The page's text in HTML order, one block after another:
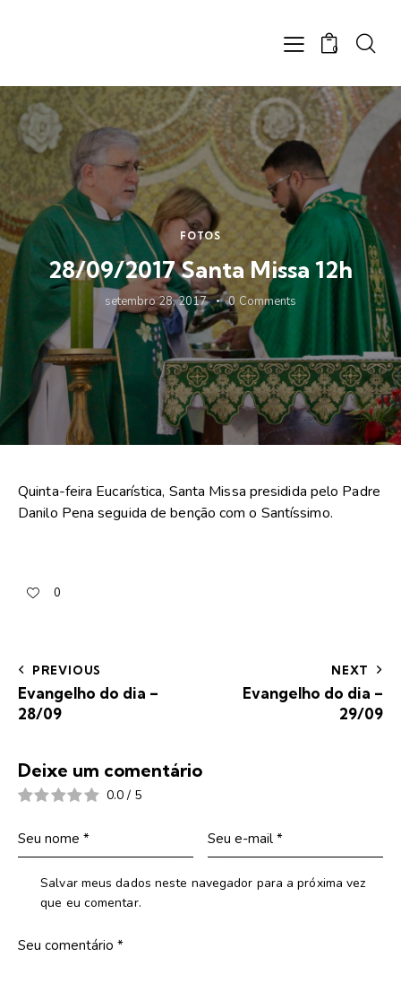
0
FOTOS
28/09/2017 Santa Missa 12h
setembro 28, 2017 0 Comments
Quinta-feira Eucarística, Santa Missa presidida pelo Padre
Danilo Pena seguida de benção com o Santíssimo.
0
PREVIOUS
Evangelho do dia –
28/09
NEXT
Evangelho do dia –
29/09
Deixe um comentário
0.0 / 5
Salvar meus dados neste navegador para a próxima vez
que eu comentar.